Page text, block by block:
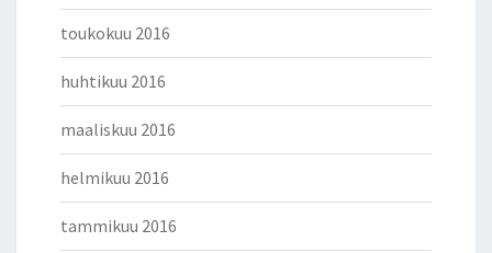
toukokuu 2016
huhtikuu 2016
maaliskuu 2016
helmikuu 2016
tammikuu 2016